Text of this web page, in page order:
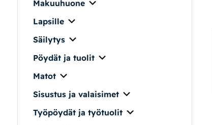
Matot
Ulkokalusteet
Valaisimet
Vuodesohvat
Makuuhuone
Lapsille
Säilytys
Pöydät ja tuolit
Matot
Sisustus ja valaisimet
Työpöydät ja työtuolit